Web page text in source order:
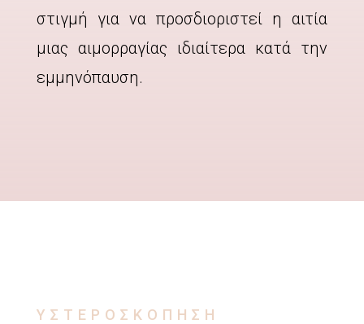
στιγμή για να προσδιοριστεί η αιτία
μιας αιμορραγίας ιδιαίτερα κατά την
εμμηνόπαυση.
ΥΣΤΕΡΟΣΚΟΠΗΣΗ